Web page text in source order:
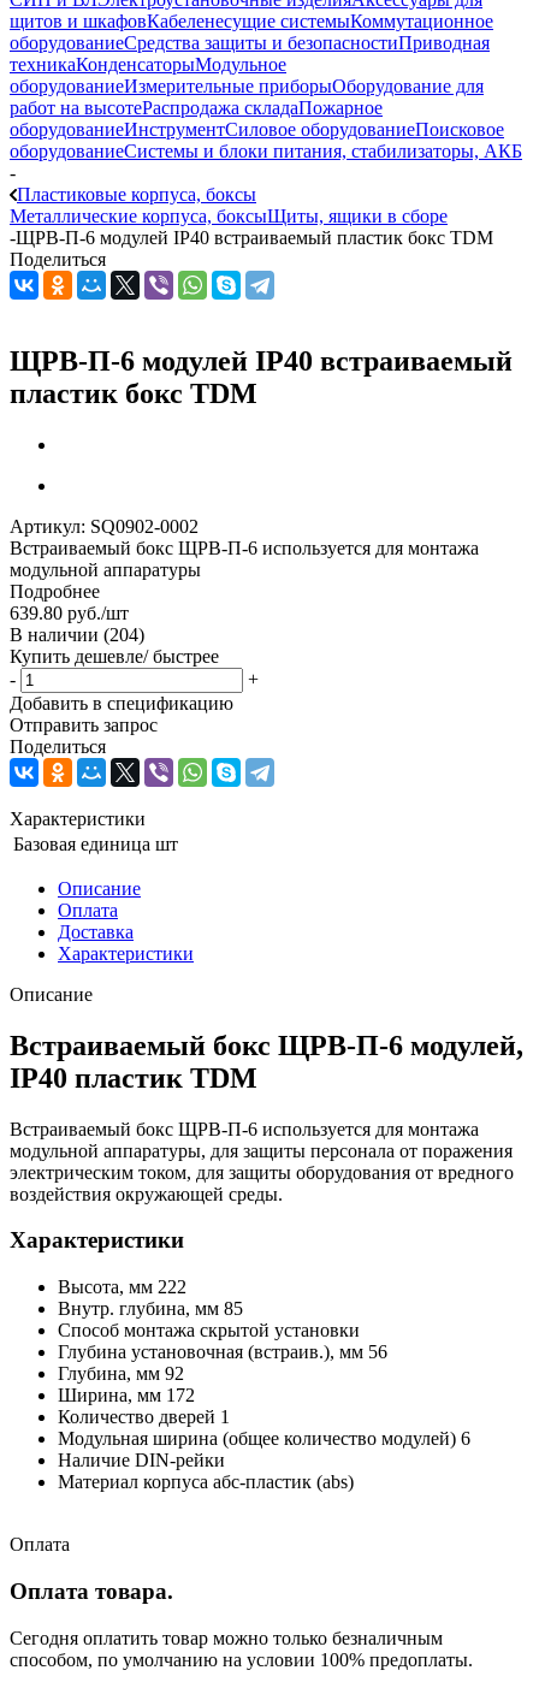
щитов и шкафовКабеленесущие системыКоммутационное
оборудованиеСредства защиты и безопасностиПриводная
техникаКонденсаторыМодульное
оборудованиеИзмерительные приборыОборудование для
работ на высотеРаспродажа складаПожарное
оборудованиеИнструментСиловое оборудованиеПоисковое
оборудованиеСистемы и блоки питания, стабилизаторы, АКБ
-
Пластиковые корпуса, боксы
Металлические корпуса, боксыЩиты, ящики в сборе
-ЩРВ-П-6 модулей IP40 встраиваемый пластик бокс TDM
Поделиться
ЩРВ-П-6 модулей IP40 встраиваемый
пластик бокс TDM
Артикул: SQ0902-0002
Встраиваемый бокс ЩРВ-П-6 используется для монтажа
модульной аппаратуры
Подробнее
639.80 руб./шт
В наличии (204)
Купить дешевле/ быстрее
-
+
Добавить в спецификацию
Отправить запрос
Поделиться
Характеристики
Базовая единица шт
Описание
Оплата
Доставка
Характеристики
Описание
Встраиваемый бокс ЩРВ-П-6 модулей,
IP40 пластик TDM
Встраиваемый бокс ЩРВ-П-6 используется для монтажа
модульной аппаратуры, для защиты персонала от поражения
электрическим током, для защиты оборудования от вредного
воздействия окружающей среды.
Характеристики
Высота, мм 222
Внутр. глубина, мм 85
Способ монтажа скрытой установки
Глубина установочная (встраив.), мм 56
Глубина, мм 92
Ширина, мм 172
Количество дверей 1
Модульная ширина (общее количество модулей) 6
Наличие DIN-рейки
Материал корпуса абс-пластик (abs)
Оплата
Оплата товара.
Сегодня оплатить товар можно только безналичным
способом, по умолчанию на условии 100% предоплаты.